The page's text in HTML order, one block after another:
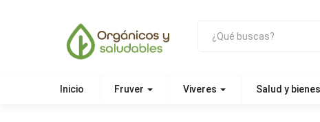
Inicio Fruver Viveres Salud y